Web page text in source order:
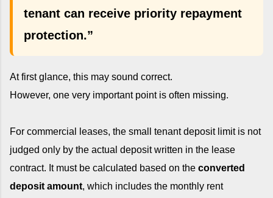
tenant can receive priority repayment
protection.”
At first glance, this may sound correct.
However, one very important point is often missing.
For commercial leases, the small tenant deposit limit is not
judged only by the actual deposit written in the lease
contract. It must be calculated based on the converted
deposit amount, which includes the monthly rent